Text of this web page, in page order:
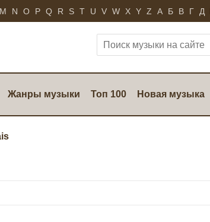
M N O P Q R S T U V W X Y Z А Б В Г Д
Жанры музыки Топ 100 Новая музыка